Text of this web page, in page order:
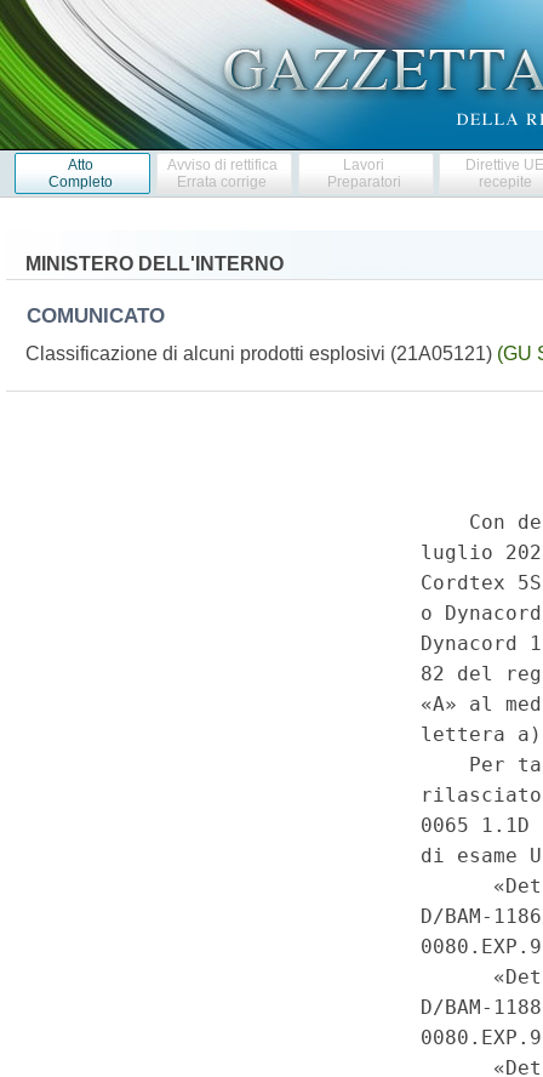
Atto
Completo
Avviso di rettifica
Errata corrige
Lavori
Preparatori
Direttive
recepite
MINISTERO DELL'INTERNO
COMUNICATO
Classificazione di alcuni prodotti esplosivi (21A05121) (GU